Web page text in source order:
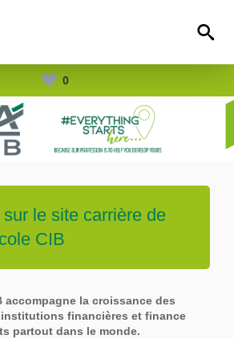
0
le site carrière de
CIB
accompagne la croissance des
financières et finance
partout dans le monde.